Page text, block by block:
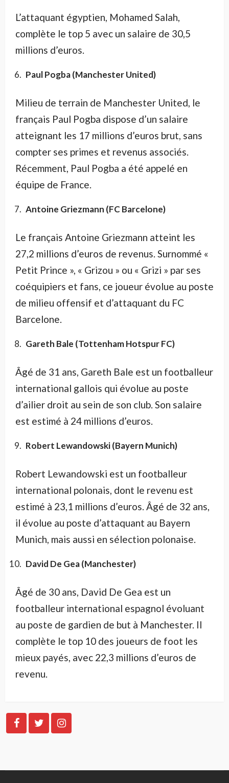
L’attaquant égyptien, Mohamed Salah,
complète le top 5 avec un salaire de 30,5
millions d’euros.
Paul Pogba (Manchester United)
Milieu de terrain de Manchester United, le
français Paul Pogba dispose d’un salaire
atteignant les 17 millions d’euros brut, sans
compter ses primes et revenus associés.
Récemment, Paul Pogba a été appelé en
équipe de France.
Antoine Griezmann (FC Barcelone)
Le français Antoine Griezmann atteint les
27,2 millions d’euros de revenus. Surnommé «
Petit Prince », « Grizou » ou « Grizi » par ses
coéquipiers et fans, ce joueur évolue au poste
de milieu offensif et d’attaquant du FC
Barcelone.
Gareth Bale (Tottenham Hotspur FC)
Âgé de 31 ans, Gareth Bale est un footballeur
international gallois qui évolue au poste
d’ailier droit au sein de son club. Son salaire
est estimé à 24 millions d’euros.
Robert Lewandowski (Bayern Munich)
Robert Lewandowski est un footballeur
international polonais, dont le revenu est
estimé à 23,1 millions d’euros. Âgé de 32 ans,
il évolue au poste d’attaquant au Bayern
Munich, mais aussi en sélection polonaise.
David De Gea (Manchester)
Âgé de 30 ans, David De Gea est un
footballeur international espagnol évoluant
au poste de gardien de but à Manchester. Il
complète le top 10 des joueurs de foot les
mieux payés, avec 22,3 millions d’euros de
revenu.